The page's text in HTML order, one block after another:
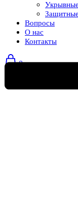
Вопросы
О нас
Контакты
0